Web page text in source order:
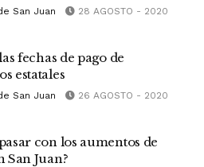
San Juan
28 AGOSTO - 2020
fechas de pago de
estatales
San Juan
26 AGOSTO - 2020
con los aumentos de
San Juan?